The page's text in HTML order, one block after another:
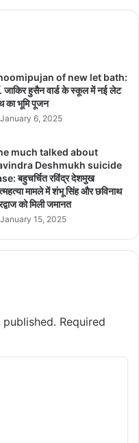
of new let bath:
जाकिर हुसैन वार्ड के स्कूल में नई लेट
का भूमि पूजन
January 6, 2025
much talked about
Deshmukh suicide
बहुचर्चित रविंद्र देशमुख
मामले में शंभू सिंह और छविनाथ
को मिली जमानत
January 15, 2025
Required